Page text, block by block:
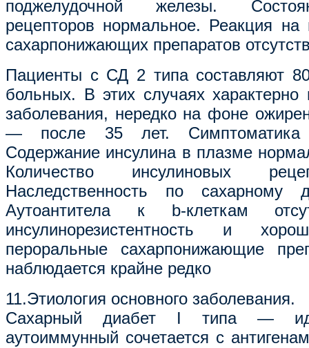
поджелудочной железы.
рецепторов нормальное. Реакция
сахарпонижающих препаратов
Пациенты с СД 2 типа составляют
больных. В этих случаях характерно
заболевания, нередко на фоне
— после 35 лет. Симптоматика
Содержание инсулина в плазме
Количество инсулиновых
Наследственность по сахарному
Аутоантитела к b-клеткам
инсулинорезистентность и
пероральные сахарпонижающие
наблюдается крайне редко
11.Этиология основного заболевания.
Сахарный диабет I типа —
аутоиммунный сочетается с